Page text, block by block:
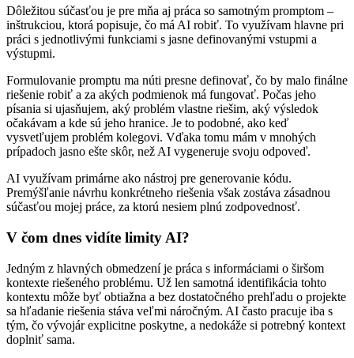
Dôležitou súčasťou je pre mňa aj práca so samotným promptom –
inštrukciou, ktorá popisuje, čo má AI robiť. To využívam hlavne pri
práci s jednotlivými funkciami s jasne definovanými vstupmi a
výstupmi.
Formulovanie promptu ma núti presne definovať, čo by malo finálne
riešenie robiť a za akých podmienok má fungovať. Počas jeho
písania si ujasňujem, aký problém vlastne riešim, aký výsledok
očakávam a kde sú jeho hranice. Je to podobné, ako keď
vysvetľujem problém kolegovi. Vďaka tomu mám v mnohých
prípadoch jasno ešte skôr, než AI vygeneruje svoju odpoveď.
AI využívam primárne ako nástroj pre generovanie kódu.
Premýšľanie návrhu konkrétneho riešenia však zostáva zásadnou
súčasťou mojej práce, za ktorú nesiem plnú zodpovednosť.
V čom dnes vidíte limity AI?
Jedným z hlavných obmedzení je práca s informáciami o širšom
kontexte riešeného problému. Už len samotná identifikácia tohto
kontextu môže byť obtiažna a bez dostatočného prehľadu o projekte
sa hľadanie riešenia stáva veľmi náročným. AI často pracuje iba s
tým, čo vývojár explicitne poskytne, a nedokáže si potrebný kontext
doplniť sama.